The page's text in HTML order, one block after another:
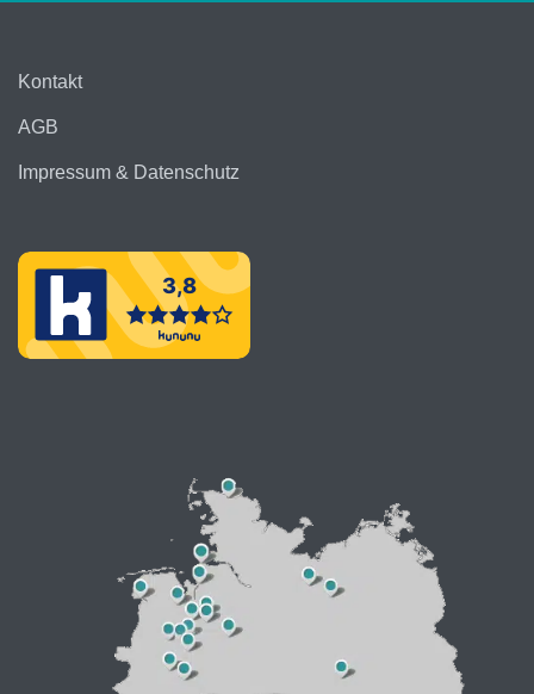
Kontakt
AGB
Impressum & Datenschutz